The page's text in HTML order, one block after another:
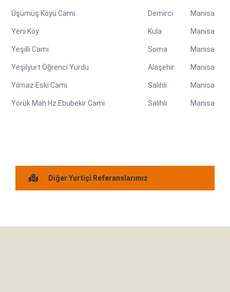
Üşümüş Köyü Cami Demirci Manisa
Yeni Köy Kula Manisa
Yeşilli Cami Soma Manisa
Yeşilyurt Öğrenci Yurdu Alaşehir Manisa
Yılmaz Eski Cami Salihli Manisa
Yörük Mah.Hz.Ebubekir Cami Salihli Manisa
Diğer Yurtiçi Referanslarımız